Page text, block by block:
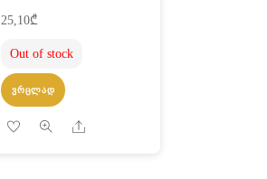
25,10₾
Out of stock
ᲕᲠᲪᲚᲐᲓ
Share